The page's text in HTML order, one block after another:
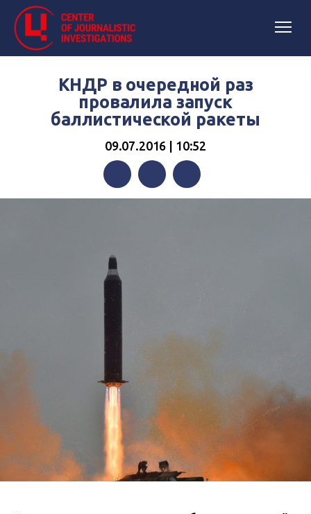
КНДР в очередной раз
провалила запуск
баллистической ракеты
09.07.2016 | 10:52
FacebookTwitterTelegram